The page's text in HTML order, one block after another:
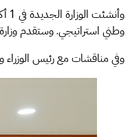
وطني استراتيجي. وستقدم وزارة
وفي مناقشات مع رئيس الوزراء